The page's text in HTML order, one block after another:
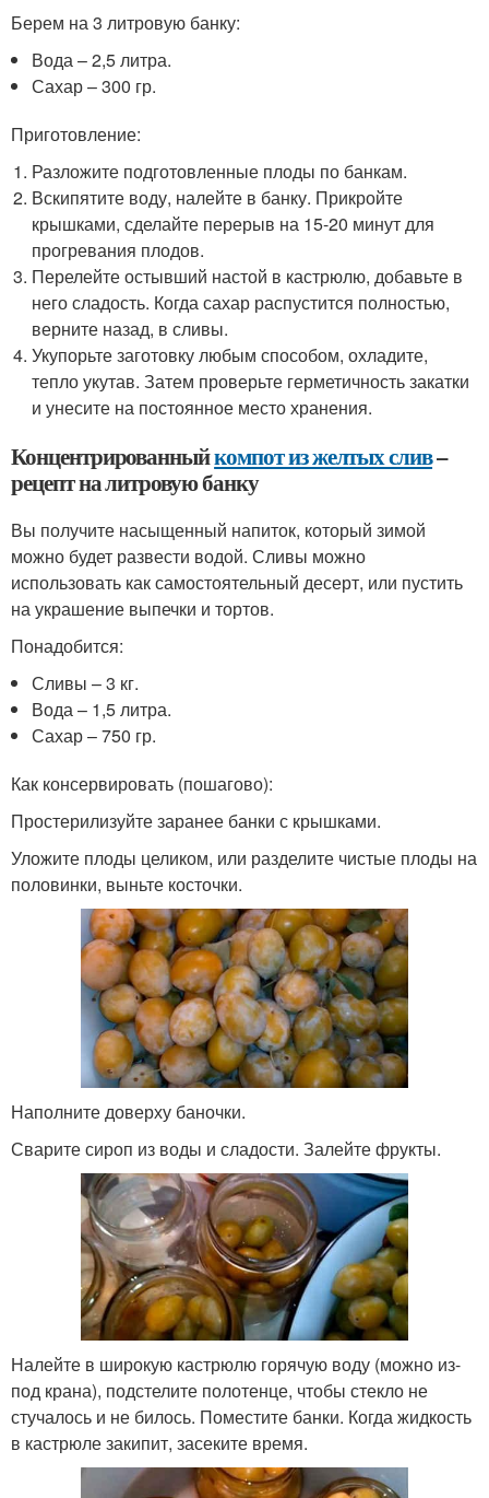
Берем на 3 литровую банку:
Вода – 2,5 литра.
Сахар – 300 гр.
Приготовление:
Разложите подготовленные плоды по банкам.
Вскипятите воду, налейте в банку. Прикройте
крышками, сделайте перерыв на 15-20 минут для
прогревания плодов.
Перелейте остывший настой в кастрюлю, добавьте в
него сладость. Когда сахар распустится полностью,
верните назад, в сливы.
Укупорьте заготовку любым способом, охладите,
тепло укутав. Затем проверьте герметичность закатки
и унесите на постоянное место хранения.
Концентрированныйкомпот из желтых слив–
рецепт на литровую банку
Вы получите насыщенный напиток, который зимой
можно будет развести водой. Сливы можно
использовать как самостоятельный десерт, или пустить
на украшение выпечки и тортов.
Понадобится:
Сливы – 3 кг.
Вода – 1,5 литра.
Сахар – 750 гр.
Как консервировать (пошагово):
Простерилизуйте заранее банки с крышками.
Уложите плоды целиком, или разделите чистые плоды на
половинки, выньте косточки.
Наполните доверху баночки.
Сварите сироп из воды и сладости. Залейте фрукты.
Налейте в широкую кастрюлю горячую воду (можно из-
под крана), подстелите полотенце, чтобы стекло не
стучалось и не билось. Поместите банки. Когда жидкость
в кастрюле закипит, засеките время.